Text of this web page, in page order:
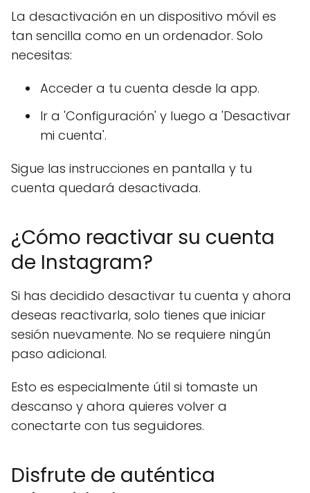
La desactivación en un dispositivo móvil es
tan sencilla como en un ordenador. Solo
necesitas:
Acceder a tu cuenta desde la app.
Ir a 'Configuración' y luego a 'Desactivar
mi cuenta'.
Sigue las instrucciones en pantalla y tu
cuenta quedará desactivada.
¿Cómo reactivar su cuenta
de Instagram?
Si has decidido desactivar tu cuenta y ahora
deseas reactivarla, solo tienes que iniciar
sesión nuevamente. No se requiere ningún
paso adicional.
Esto es especialmente útil si tomaste un
descanso y ahora quieres volver a
conectarte con tus seguidores.
Disfrute de auténtica